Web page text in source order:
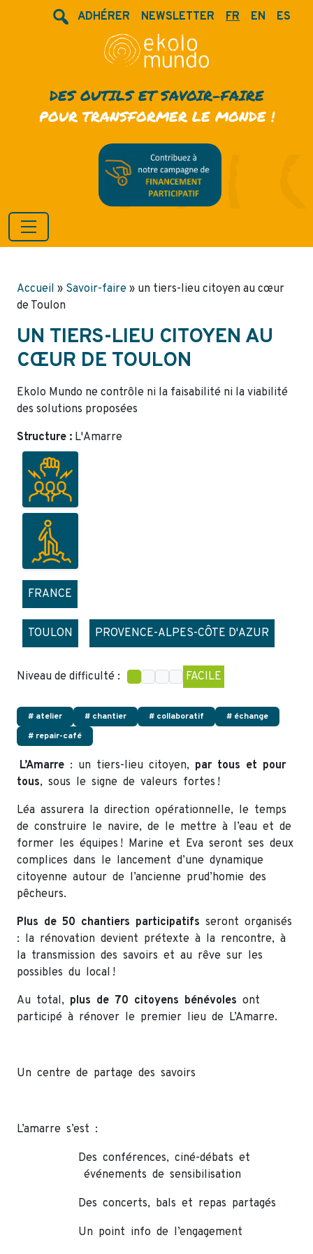
ADHÉRER NEWSLETTER FR EN ES
DES OUTILS ET SAVOIR-FAIRE
POUR TRANSFORMER LE MONDE !
Accueil » Savoir-faire » un tiers-lieu citoyen au cœur
de Toulon
UN TIERS-LIEU CITOYEN AU
CŒUR DE TOULON
Ekolo Mundo ne contrôle ni la faisabilité ni la viabilité
des solutions proposées
Structure : L'Amarre
FRANCE
TOULON PROVENCE-ALPES-CÔTE D'AZUR
Niveau de difficulté : FACILE
# atelier # chantier # collaboratif
# échange
# repair-café
L’Amarre : un tiers-lieu citoyen, par tous et pour
tous, sous le signe de valeurs fortes !
Léa assurera la direction opérationnelle, le temps
de construire le navire, de le mettre à l’eau et de
former les équipes ! Marine et Eva seront ses deux
complices dans le lancement d’une dynamique
citoyenne autour de l’ancienne prud’homie des
pêcheurs.
Plus de 50 chantiers participatifs seront organisés
: la rénovation devient prétexte à la rencontre, à
la transmission des savoirs et au rêve sur les
possibles du local !
Au total, plus de 70 citoyens bénévoles ont
participé à rénover le premier lieu de L’Amarre.
Un centre de partage des savoirs
L’amarre s’est :
Des conférences, ciné-débats et
événements de sensibilisation
Des concerts, bals et repas partagés
Un point info de l’engagement